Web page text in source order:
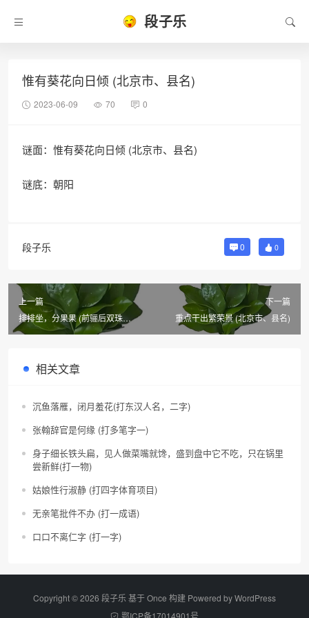
段子乐
惟有葵花向日倾 (北京市、县名)
2023-06-09 70 0
谜面：惟有葵花向日倾 (北京市、县名)
谜底：朝阳
段子乐 0 0
上一篇
排排坐，分果果 (前骊后双珠
2+2+2)
下一篇
重点干出繁荣景 (北京市、县名)
相关文章
沉鱼落雁，闭月羞花(打东汉人名，二字)
张翰辞官是何缘 (打多笔字一)
身子细长铁头扁，见人做菜嘴就馋，盛到盘中它不吃，只在锅里
尝新鲜(打一物)
姑娘性行淑静 (打四字体育项目)
无亲笔批件不办 (打一成语)
口口不离仁字 (打一字)
Copyright © 2026 段子乐 基于 Once 构建 Powered byWordPress
鄂ICP备17014901号